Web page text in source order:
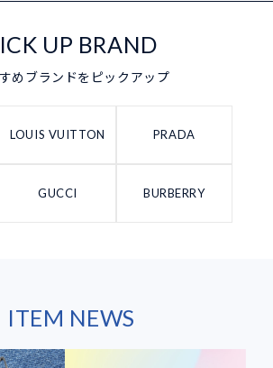
UP BRAND
めブランドをピックアップ
LOUIS VUITTON PRADA
GUCCI BURBERRY
ITEM NEWS